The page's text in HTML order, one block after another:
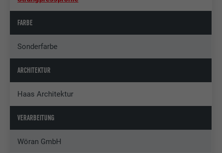
FARBE
Sonderfarbe
ARCHITEKTUR
Haas Architektur
VERARBEITUNG
Wöran GmbH